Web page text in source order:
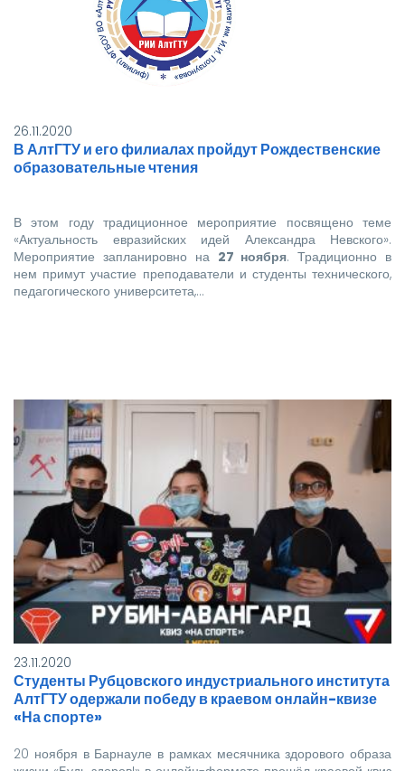
26.11.2020
В АлтГТУ и его филиалах пройдут Рождественские
образовательные чтения
В этом году традиционное мероприятие посвящено теме
«Актуальность евразийских идей Александра Невского».
Мероприятие запланировно на 27 ноября. Традиционно в
нем примут участие преподаватели и студенты технического,
педагогического университета,…
23.11.2020
Студенты Рубцовского индустриального института
АлтГТУ одержали победу в краевом онлайн-квизе
«На спорте»
20 ноября в Барнауле в рамках месячника здорового образа